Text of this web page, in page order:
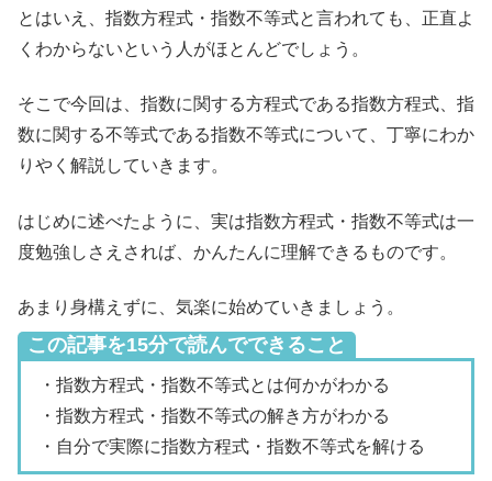
とはいえ、指数方程式・指数不等式と言われても、正直よ
くわからないという人がほとんどでしょう。
そこで今回は、指数に関する方程式である指数方程式、指
数に関する不等式である指数不等式について、丁寧にわか
りやく解説していきます。
はじめに述べたように、実は指数方程式・指数不等式は一
度勉強しさえされば、かんたんに理解できるものです。
あまり身構えずに、気楽に始めていきましょう。
この記事を15分で読んでできること
・指数方程式・指数不等式とは何かがわかる
・指数方程式・指数不等式の解き方がわかる
・自分で実際に指数方程式・指数不等式を解ける